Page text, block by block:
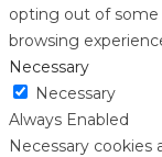
opting out of
browsing
Necessary
Necessary
Always Enabled
Necessary cookies